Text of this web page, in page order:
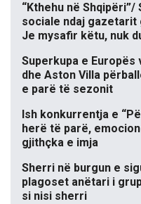
“Kthehu në
sociale ndaj
Je mysafir këtu, nuk
Superkupa e Europës
dhe Aston Villa
e parë të sezonit
Ish konkurrentja e
herë të parë,
gjithçka e imja
Sherri në burgun e
plagoset anëtari i
si nisi sherri